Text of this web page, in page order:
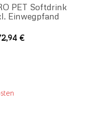
PET Softdrink
Einwegpfand
€